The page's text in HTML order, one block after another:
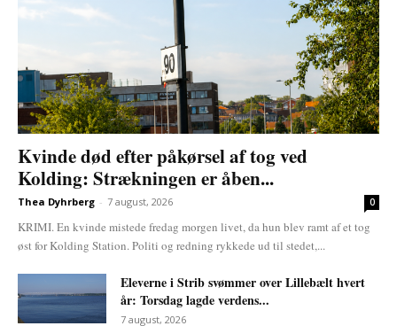
Kvinde død efter påkørsel af tog ved
Kolding: Strækningen er åben...
Thea Dyhrberg - 7 august, 2026 0
KRIMI. En kvinde mistede fredag morgen livet, da hun blev ramt af et tog
øst for Kolding Station. Politi og redning rykkede ud til stedet,...
Eleverne i Strib svømmer over Lillebælt hvert
år: Torsdag lagde verdens...
7 august, 2026